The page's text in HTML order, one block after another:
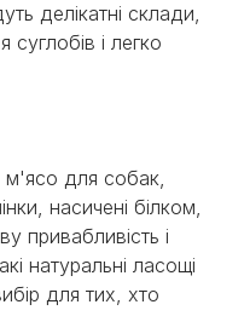
делікатні склади,
суглобів і легко
для собак,
насичені білком,
привабливість і
натуральні ласощі
для тих, хто